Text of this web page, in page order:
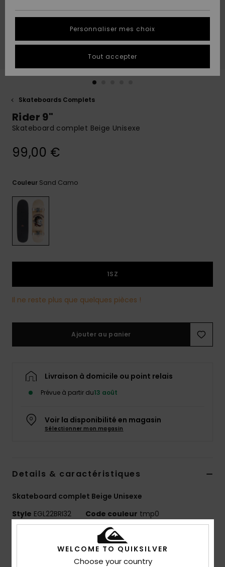
A
Découvrir
A
Découvrir
tailles
conversation
obtenir la
à votre
question.
Trouvez
de
Consulter
la FAQ
QUIKSILVER
Skateboards Complets
Rider 9"
Skateboard complet Beige Unisexe
99,00 €
Couleur Sand Camo
1SZ
Il ne reste plus que quelques pièces !
Ajouter au panier
Livraison à domicile ou point relais
Prévue à partir du13 août
Voir la disponibilité en magasin
Sélectionner mon magasin
Details & caractéristiques
Skateboard complet Beige Unisexe
Style EGL22BRI32 Code couleur tmp0
Deck en bouleau
WELCOME TO QUIKSILVER
Choose your country
Personnaliser mes choix
Tout accepter